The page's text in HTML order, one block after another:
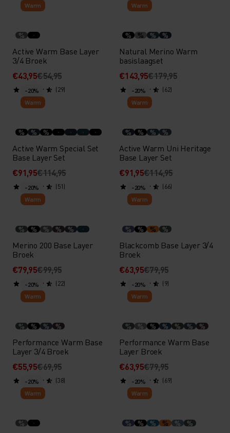
Warm
%
Active Warm Base Layer
3/4 Broek
€43,95€54,95
(29)
Warm
% % % %
Natural Merino Warm
basislaagset
€143,95€179,95
(62)
-20%
Warm
% % %
Active Warm Special Set
Base Layer Set
€91,95€114,95
(51)
-20%
Warm
% % % %
Active Warm Uni Heritage
Base Layer Set
€91,95€114,95
(66)
-20%
Warm
% % % % %
Merino 200 Base Layer
Broek
€79,95€99,95
(22)
-20%
Warm
% % % %
Blackcomb Base Layer 3/4
Broek
€63,95€79,95
(9)
-20%
Warm
% % % %
Performance Warm Base
Layer 3/4 Broek
€55,95€69,95
(38)
-20%
Warm
% % % % % % %
Performance Warm Base
Layer Broek
€63,95€79,95
(69)
-20%
Warm
%
-20%
Warm
% % % % % %